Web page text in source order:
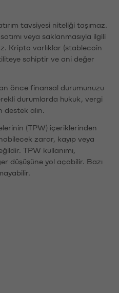
tavsiyesi niteliği taşımaz.
veya saklanmasıyla ilgili
Kripto varlıklar (stablecoin
sahiptir ve ani değer
önce finansal durumunuzu
durumlarda hukuk, vergi
destek alın.
(TPW) içeriklerinden
zarar, kayıp veya
TPW kullanımı,
düşüşüne yol açabilir. Bazı